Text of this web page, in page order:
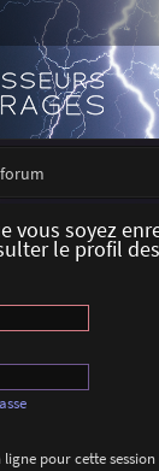
vous soyez
le profil
pour cette session